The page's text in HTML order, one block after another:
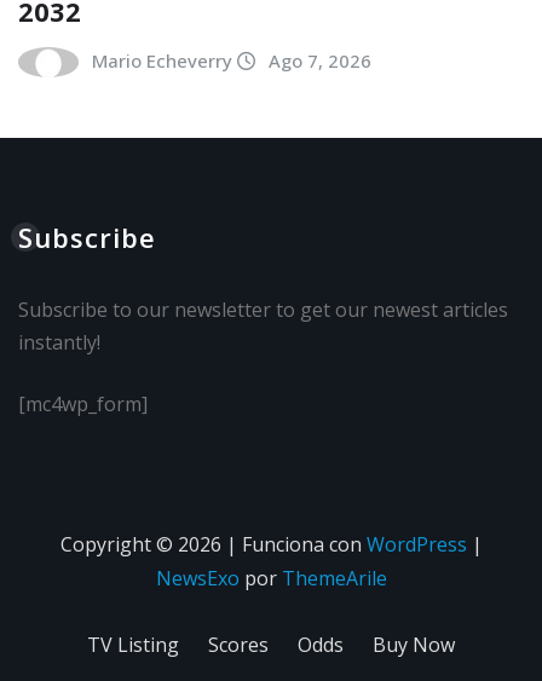
2032
Mario Echeverry Ago 7, 2026
Subscribe
Subscribe to our newsletter to get our newest articles
instantly!
[mc4wp_form]
Copyright © 2026 | Funciona con WordPress |
NewsExo por ThemeArile
TV Listing Scores Odds Buy Now